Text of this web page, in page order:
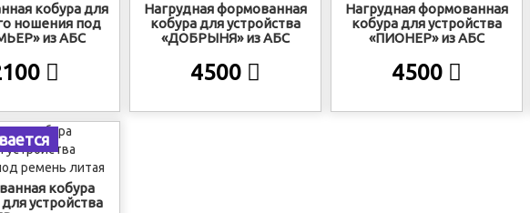
кобура для
ношения под
из АБС
Нагрудная формованная
кобура для устройства
«ДОБРЫНЯ» из АБС
4500
Нагрудная формованная
кобура для устройства
«ПИОНЕР» из АБС
4500
кобура
устройства